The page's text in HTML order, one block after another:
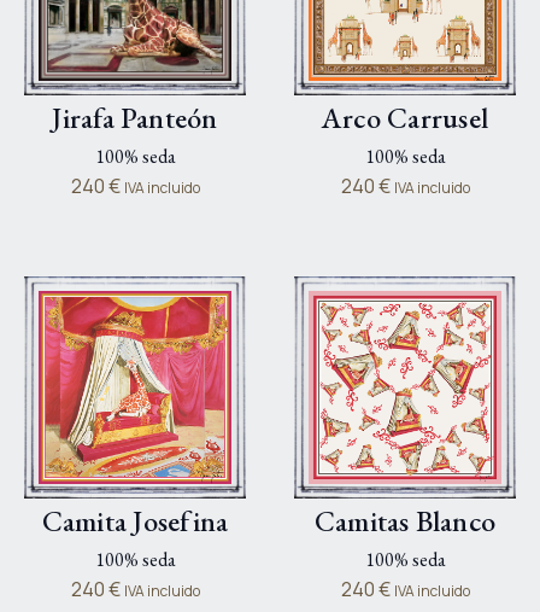
Jirafa Panteón
100% seda
240€ IVA incluido
Arco Carrusel
100% seda
240€ IVA incluido
Camita Josefina
100% seda
240€ IVA incluido
Camitas Blanco
100% seda
240€ IVA incluido